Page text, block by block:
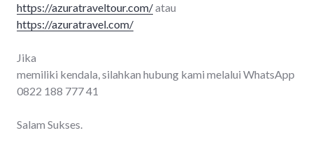
https://azuratraveltour.com/atau
https://azuratravel.com/
Jika
memiliki kendala, silahkan hubung kami melalui WhatsApp
0822 188 777 41
Salam Sukses.